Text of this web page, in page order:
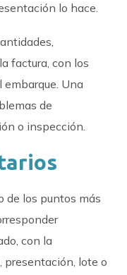
lo hace.
factura, con los
embarque. Una
de
o inspección.
de los puntos más
con la
presentación, lote o